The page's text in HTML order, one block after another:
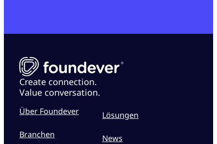
Create connection.
Value conversation.
Über Foundever
Branchen
Lösungen
News